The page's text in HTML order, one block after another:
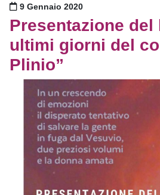
Pubblicato il
9 Gennaio 2020
Presentazione del
ultimi giorni del
Plinio”